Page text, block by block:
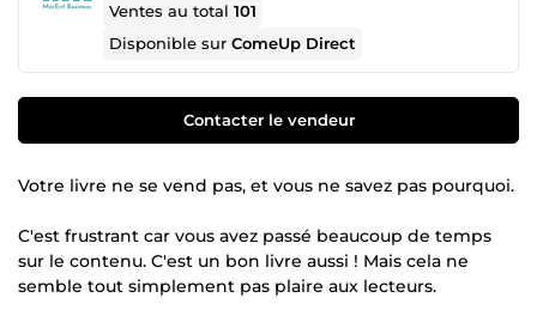
Ventes au total101
Disponible surComeUp Direct
Contacter le vendeur
Votre livre ne se vend pas, et vous ne savez pas pourquoi.
C'est frustrant car vous avez passé beaucoup de temps
sur le contenu. C'est un bon livre aussi ! Mais cela ne
semble tout simplement pas plaire aux lecteurs.